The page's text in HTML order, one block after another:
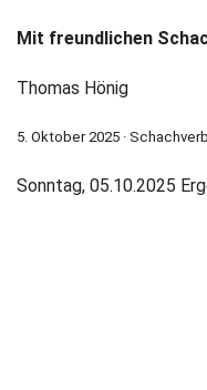
Mit freundlichen
Thomas Hönig
5. Oktober 2025 ·
Sonntag, 05.10.2025